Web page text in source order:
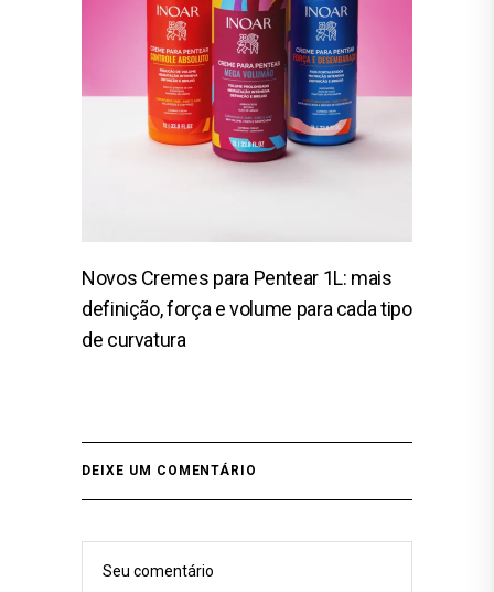
Novos Cremes para Pentear 1L: mais
definição, força e volume para cada tipo
de curvatura
DEIXE UM COMENTÁRIO